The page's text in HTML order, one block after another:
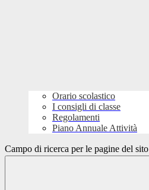
Orario scolastico
I consigli di classe
Regolamenti
Piano Annuale Attività
Campo di ricerca per le pagine del sito